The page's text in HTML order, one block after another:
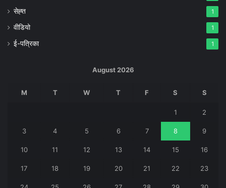
सेह्त 1
वीडियो 1
ई-पत्रिका 1
August 2026
M T W T F S S
1 2
3 4 5 6 7 8 9
10 11 12 13 14 15 16
17 18 19 20 21 22 23